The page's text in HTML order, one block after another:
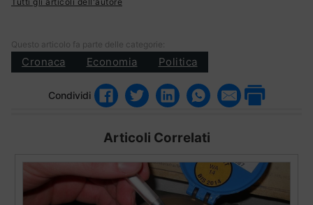
Questo articolo fa parte delle categorie:
Cronaca Economia Politica
Condividi
Articoli Correlati